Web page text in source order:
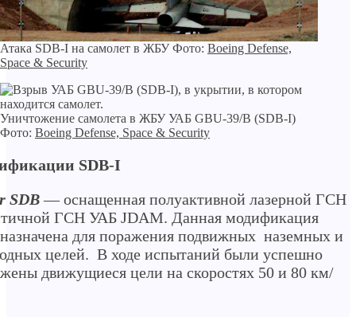
Атака SDB-I на самолет в ЖБУ Фото: Boeing Defense,
Space & Security
Уничтожение самолета в ЖБУ УАБ GBU-39/B (SDB-I)
Фото: Boeing Defense, Space & Security
SDB-I
SDB— оснащенная полуактивной лазерной ГСН
ГСН УАБ JDAM. Данная модификация
для поражения подвижных наземных и
целей. В ходе испытаний были успешно
движущиеся цели на скоростях 50 и 80 км/